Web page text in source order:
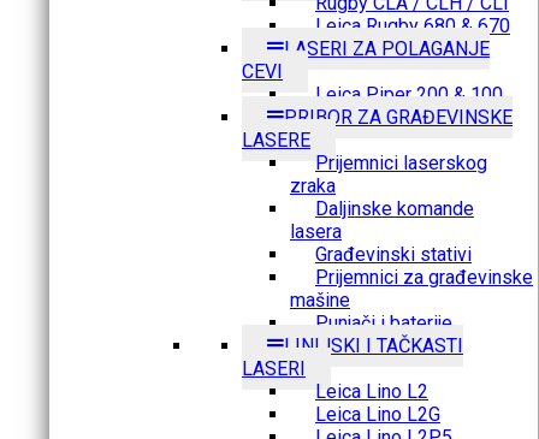
Leica Rugby 680 & 670
LASERI ZA POLAGANJE
CEVI
Leica Piper 200 & 100
PRIBOR ZA GRAĐEVINSKE
LASERE
Prijemnici laserskog
zraka
Daljinske komande
lasera
Građevinski stativi
Prijemnici za građevinske
mašine
Punjači i baterije
LINIJSKI I TAČKASTI
LASERI
Leica Lino L2
Leica Lino L2G